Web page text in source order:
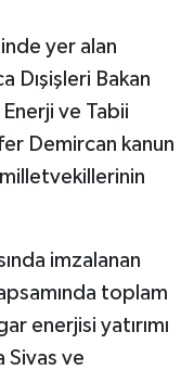
yer alan
Dışişleri Bakan
Enerji ve Tabii
Demircan kanun
imzalanan
toplam
enerjisi yatırımı
Sivas ve